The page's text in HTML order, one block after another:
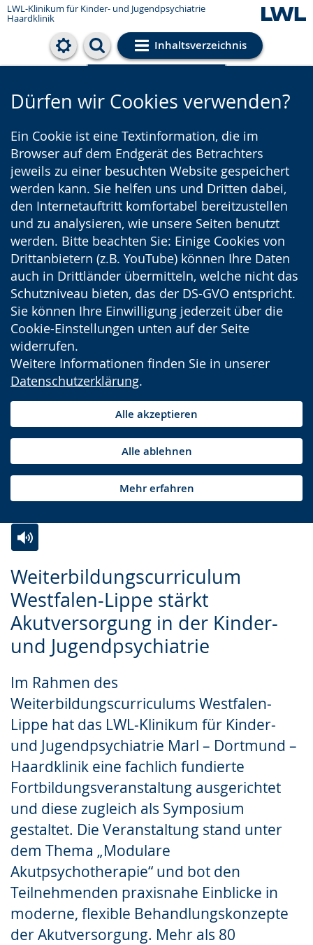
LWL-Klinikum für Kinder- und Jugendpsychiatrie
Haardklinik
Inhaltsverzeichnis
Cookie-Einstellungen
Dürfen wir Cookies verwenden?
Ein Cookie ist eine Textinformation, die im
Browser auf dem Endgerät des Betrachters
jeweils zu einer besuchten Website gespeichert
werden kann. Sie helfen uns und Dritten dabei,
den Internetauftritt komfortabel bereitzustellen
und zu analysieren, wie unsere Seiten benutzt
werden. Bitte beachten Sie: Einige Cookies von
Drittanbietern (z.B. YouTube) können Ihre Daten
auch in Drittländer übermitteln, welche nicht das
Schutzniveau bieten, das der DS-GVO entspricht.
Sie können Ihre Einwilligung jederzeit über die
Cookie-Einstellungen unten auf der Seite
widerrufen.
Weitere Informationen finden Sie in unserer
Datenschutzerklärung.
Alle akzeptieren
Alle ablehnen
Mehr erfahren
Weiterbildungscurriculum
Westfalen-Lippe stärkt
Akutversorgung in der Kinder-
und Jugendpsychiatrie
Im Rahmen des
Weiterbildungscurriculums Westfalen-
Lippe hat das LWL-Klinikum für Kinder-
und Jugendpsychiatrie Marl – Dortmund –
Haardklinik eine fachlich fundierte
Fortbildungsveranstaltung ausgerichtet
und diese zugleich als Symposium
gestaltet. Die Veranstaltung stand unter
dem Thema „Modulare
Akutpsychotherapie“ und bot den
Teilnehmenden praxisnahe Einblicke in
moderne, flexible Behandlungskonzepte
der Akutversorgung. Mehr als 80
Leichten
Sprache
wechseln.
Audio-
Unterstützung.
Video
in
Deutscher
Gebärdensprache
angezeigt.